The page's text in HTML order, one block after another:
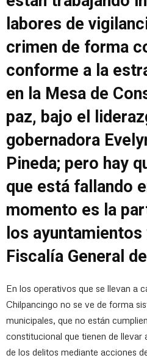
labores de
crimen de forma
conforme a la
en la Mesa de
paz, bajo el
gobernadora
Pineda; pero hay
que está fallando
momento es la
los
Fiscalía General
En los operativos que se llevan a
Chilpancingo no se ve de forma
municipales, que no están
constitucional que tienen de llevar
de los delitos mediante acciones